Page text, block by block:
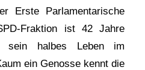
Erste Parlamentarische
Fraktion ist 42 Jahre
halbes Leben im
ein Genosse kennt die